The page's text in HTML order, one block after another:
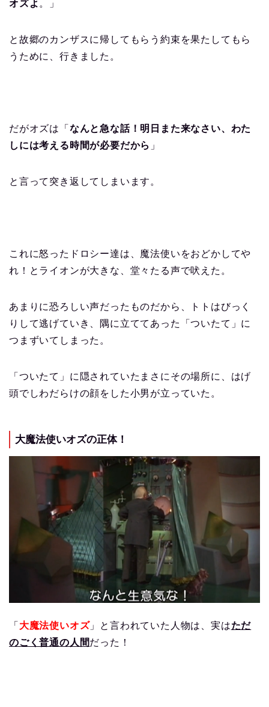
オズよ 。」
と故郷のカンザスに帰してもらう約束を果たしてもら
うために、行きました。
だがオズは「 なんと急な話！明日また来なさい、わた
しには考える時間が必要だから 」
と言って突き返してしまいます。
これに怒ったドロシー達は、魔法使いをおどかしてや
れ！とライオンが大きな、堂々たる声で吠えた。
あまりに恐ろしい声だったものだから、トトはびっく
りして逃げていき、隅に立ててあった「ついたて」に
つまずいてしまった。
「ついたて」に隠されていたまさにその場所に、はげ
頭でしわだらけの顔をした小男が立っていた。
大魔法使いオズの正体！
「 大魔法使いオズ」と言われていた人物は、実はただ
のごく普通の人間だった！